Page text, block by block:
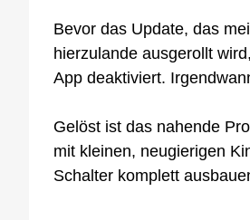
Bevor das Update, das
hierzulande ausgerollt
App deaktiviert.
Gelöst ist das nahende
mit kleinen, neugierigen
Schalter komplett